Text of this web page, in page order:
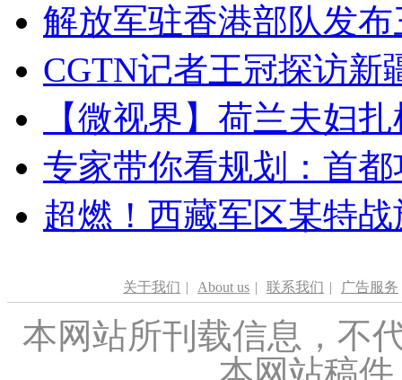
解放军驻香港部队发
CGTN记者王冠探访新
【微视界】荷兰夫妇
专家带你看规划：首
超燃！西藏军区某特
关于我们 | About us | 联系我们 | 广告服务
本网站所刊载信息，不
本网站稿